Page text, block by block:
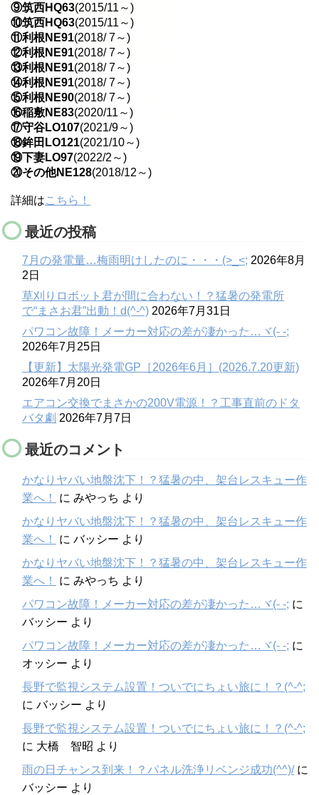
⑨筑西HQ63(2015/11～)
⑩筑西HQ63(2015/11～)
⑪利根NE91(2018/ 7～)
⑫利根NE91(2018/ 7～)
⑬利根NE91(2018/ 7～)
⑭利根NE91(2018/ 7～)
⑮利根NE90(2018/ 7～)
⑯稲敷NE83(2020/11～)
⑰守谷LO107(2021/9～)
⑱鉾田LO121(2021/10～)
⑲下妻LO97(2022/2～)
⑳その他NE128(2018/12～)
詳細はこちら！
最近の投稿
7月の発電量…梅雨明けしたのに・・・(>_<; 2026年8月
2日
草刈りロボット君が間に合わない！？猛暑の発電所
で“まさお君”出動！d(^-^) 2026年7月31日
パワコン故障！メーカー対応の差が凄かった…ヾ(- -;
2026年7月25日
【更新】太陽光発電GP［2026年6月］(2026.7.20更新)
2026年7月20日
エアコン交換でまさかの200V電源！？工事直前のドタ
バタ劇 2026年7月7日
最近のコメント
かなりヤバい地盤沈下！？猛暑の中、架台レスキュー作
業へ！
に みやっち より
かなりヤバい地盤沈下！？猛暑の中、架台レスキュー作
業へ！
に バッシー より
かなりヤバい地盤沈下！？猛暑の中、架台レスキュー作
業へ！
に みやっち より
パワコン故障！メーカー対応の差が凄かった…ヾ(- -; に
バッシー より
パワコン故障！メーカー対応の差が凄かった…ヾ(- -; に
オッシー より
長野で監視システム設置！ついでにちょい旅に！？(^-^;
に バッシー より
長野で監視システム設置！ついでにちょい旅に！？(^-^;
に 大橋 智昭 より
雨の日チャンス到来！？パネル洗浄リベンジ成功(^^)/ に
バッシー より